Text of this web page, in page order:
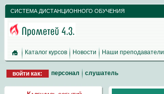
СИСТЕМА ДИСТАНЦИОННОГО ОБУЧЕНИЯ
Каталог курсов Новости Наши преподаватели
войти как: персонал слушатель